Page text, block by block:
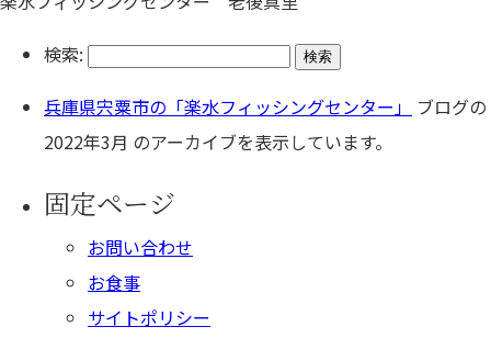
検索:
兵庫県宍粟市の「楽水フィッシングセンター」
ブログの
2022年3月 のアーカイブを表示しています。
固定ページ
お問い合わせ
お食事
サイトポリシー